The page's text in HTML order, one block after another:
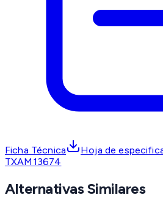
Ficha Técnica
Hoja de
TXAM13674
Alternativas Similares